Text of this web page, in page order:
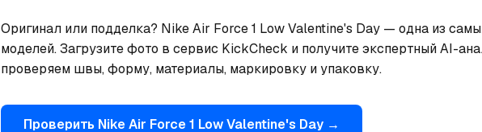
Оригинал или подделка? Nike Air Force 1 Low Valentine's Day — одна из
моделей. Загрузите фото в сервис KickCheck и получите экспертный AI-
проверяем швы, форму, материалы, маркировку и упаковку.
Проверить NikeAir Force 1 Low Valentine's Day →